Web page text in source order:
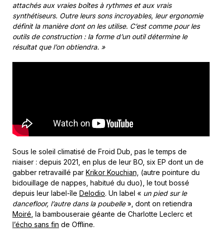
attachés aux vraies boîtes à rythmes et aux vrais
synthétiseurs. Outre leurs sons incroyables, leur ergonomie
définit la manière dont on les utilise. C’est comme pour les
outils de construction : la forme d’un outil détermine le
résultat que l’on obtiendra. »
Sous le soleil climatisé de Froid Dub, pas le temps de
niaiser : depuis 2021, en plus de leur BO, six EP dont un de
gabber retravaillé par Krikor Kouchian, (autre pointure du
bidouillage de nappes, habitué du duo), le tout bossé
depuis leur label-île Delodio. Un label « un pied sur le
dancefloor, l’autre dans la poubelle», dont on retiendra
Moiré , la bambouseraie géante de Charlotte Leclerc et
l’écho sans fin de Offline.